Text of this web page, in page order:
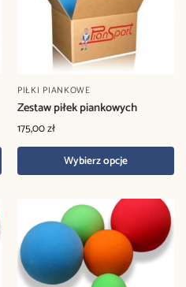
PIŁKI PIANKOWE
Zestaw piłek piankowych
175,00zł
Wybierz opcje